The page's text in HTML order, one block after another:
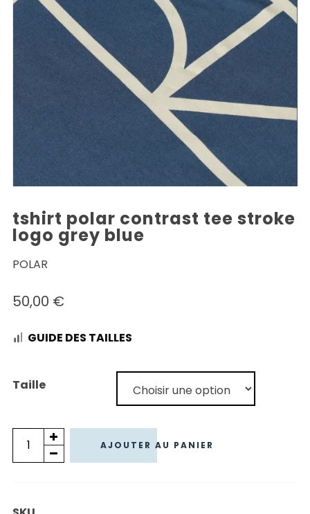
tshirt polar contrast tee stroke
logo grey blue
POLAR
50,00 €
GUIDE DES TAILLES
Taille
quantité
de
AJOUTER AU PANIER